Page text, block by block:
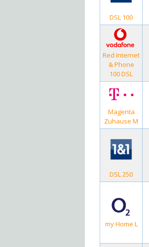
DSL 100
Red Internet
& Phone
100 DSL
Magenta
Zuhause M
DSL 250
my Home L